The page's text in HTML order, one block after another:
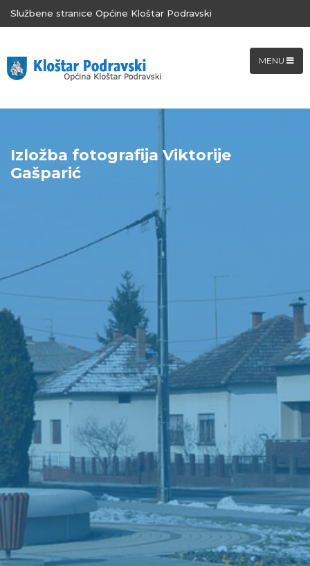
Službene stranice Općine Kloštar Podravski
MENU
Izložba fotografija Viktorije
Gašparić